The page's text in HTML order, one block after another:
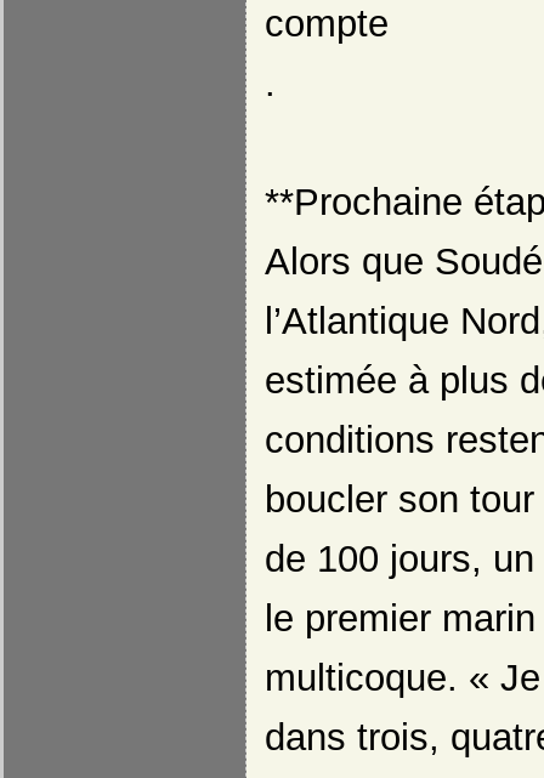
compte
.
**Prochaine
Alors que
l’Atlantique
estimée à plus
conditions
boucler son
de 100 jours,
le premier
multicoque. «
dans trois,